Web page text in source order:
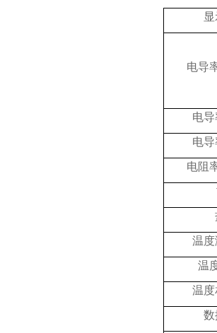
电导
电
电
电阻
温
温
温
数